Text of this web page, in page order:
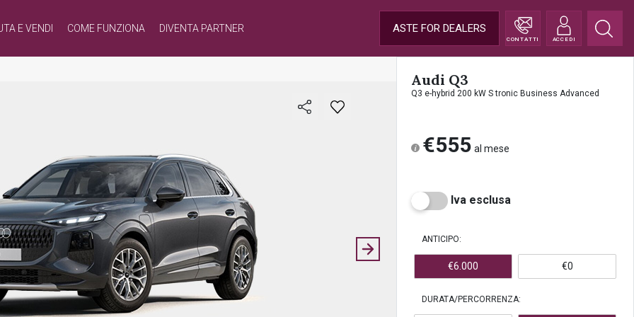
E VENDI COME FUNZIONA DIVENTA PARTNER ASTE FOR DEALERS
CONTATTI ACCEDI
Audi Q3
Q3 e-hybrid 200 kW S tronic Business Advanced
€555 al mese
Iva esclusa
ANTICIPO:
€6.000 €0
DURATA/PERCORRENZA: